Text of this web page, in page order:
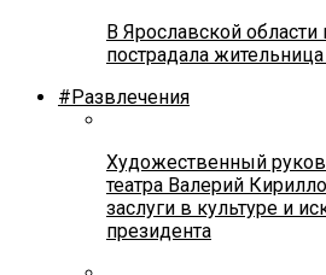
В Ярославской
пострадала
#Развлечения
Художественный
театра Валерий
заслуги в культуре и
президента